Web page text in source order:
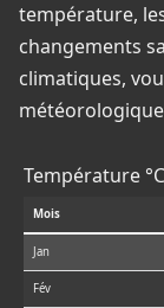
température,
changements
climatiques,
Température °C
Mois
Jan
Fév